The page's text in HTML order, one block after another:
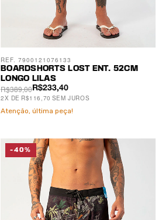
BOARDSHORTS LOST ENT. 52CM
LONGO LILAS
R$233,40
R$389,00
2X DE R$116,70 SEM JUROS
REF. 7900121076133
Atenção, última peça!
-40%